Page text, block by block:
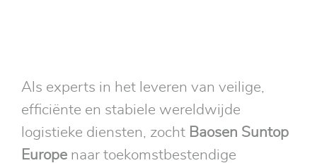
Als experts in het leveren van veilige,
efficiënte en stabiele wereldwijde
logistieke diensten, zocht Baosen Suntop
Europe naar toekomstbestendige